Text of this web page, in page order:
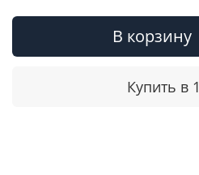
В корзину
Купить в